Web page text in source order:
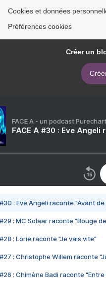
Cookies et données
Préférences cookies
Créer un
FACE A - un podcast
FACE A #30 : Eve
#30 : Eve Angeli raconte "Avant
#29 : MC Solaar raconte "Bouge
#28 : Lorie raconte "Je vais vite"
#27 : Christophe Willem raconte
#26 : Chimène Badi raconte